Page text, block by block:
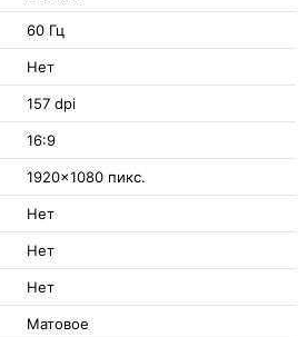
60 Гц
Нет
157 dpi
16:9
1920x1080 пикс.
Нет
Нет
Нет
Матовое